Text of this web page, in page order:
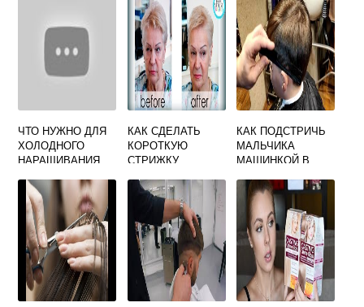
ЧТО НУЖНО ДЛЯ
ХОЛОДНОГО
НАРАЩИВАНИЯ
КАК СДЕЛАТЬ
КОРОТКУЮ
СТРИЖКУ
ДОМАШНИХ
УСЛОВИЯХ
ПОШАГОВОЕ
ВИДЕО
КАК ПОДСТРИЧЬ
МАЛЬЧИКА
МАШИНКОЙ В
УСЛОВИЯХ
ВИДЕО